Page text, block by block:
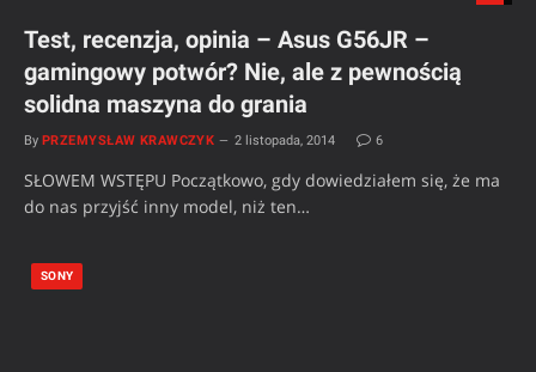
Test, recenzja, opinia – Asus G56JR –
gamingowy potwór? Nie, ale z pewnością
solidna maszyna do grania
By PRZEMYSŁAW KRAWCZYK 2 listopada, 2014 6
SŁOWEM WSTĘPU Początkowo, gdy dowiedziałem się, że ma
do nas przyjść inny model, niż ten…
SONY